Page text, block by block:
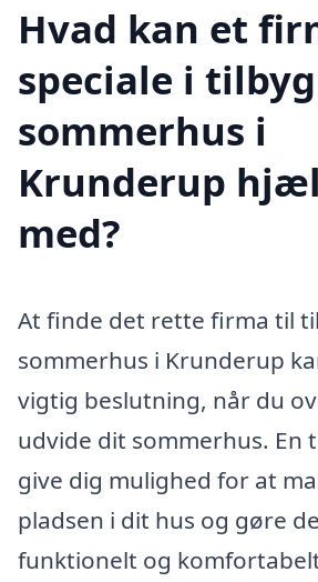
Hvad kan et
speciale i
sommerhus i
Krunderup
med?
At finde det rette firma til
sommerhus i Krunderup
vigtig beslutning, når du
udvide dit sommerhus. En
give dig mulighed for at
pladsen i dit hus og gøre
funktionelt og